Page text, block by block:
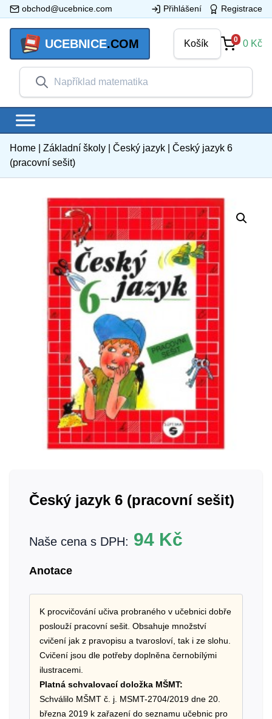
obchod@ucebnice.com Přihlášení Registrace
UCEBNICE.COM Košík 0 0 Kč
Home Základní školy Český jazyk
Český jazyk 6
(pracovní sešit)
Český jazyk 6 (pracovní sešit)
Naše cena s DPH: 94 Kč
Anotace
K procvičování učiva probraného v učebnici dobře
poslouží pracovní sešit. Obsahuje množství
cvičení jak z pravopisu a tvarosloví, tak i ze slohu.
Cvičení jsou dle potřeby doplněna černobílými
ilustracemi.
Platná schvalovací doložka MŠMT:
Schválilo MŠMT č. j. MSMT-2704/2019 dne 20.
března 2019 k zařazení do seznamu učebnic pro